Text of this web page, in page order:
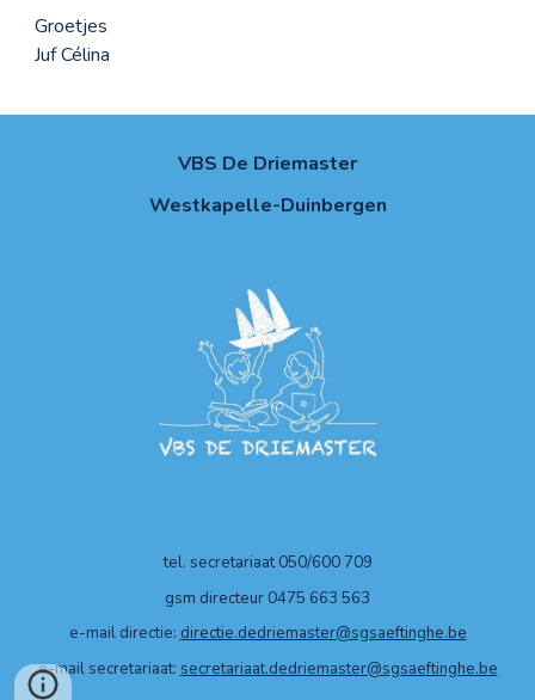
Groetjes
Juf Célina
VBS De Driemaster
Westkapelle-Duinbergen
tel. secretariaat 050/600 709
gsm directeur 0475 663 563
e-mail directie: directie.dedriemaster@sgsaeftinghe.be
e-mail secretariaat: secretariaat.dedriemaster@sgsaeftinghe.be